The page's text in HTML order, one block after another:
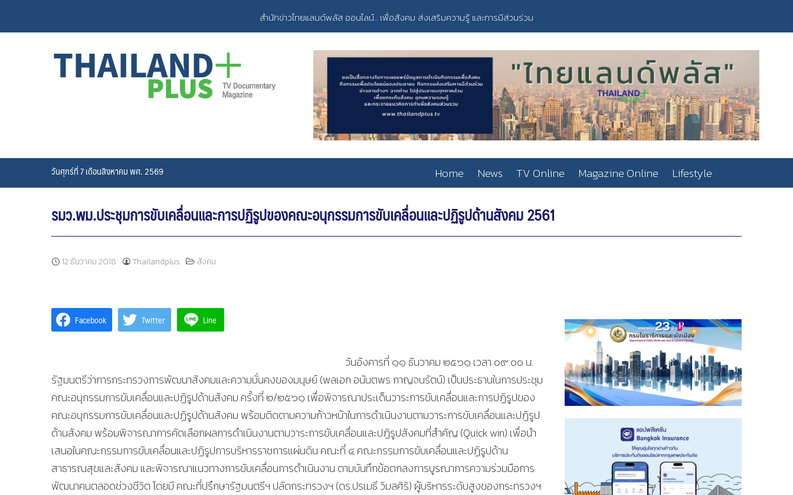
content
สำนักข่าวไทยแลนด์พลัส ออนไลน์... เพื่อสังคม ส่งเสริมความรู้ และการมีส่วนร่วม
วันศุกร์ที่ 7 เดือนสิงหาคม พศ. 2569 Home News TV Online Magazine Online Lifestyle
รมว.พม.ประชุมการขับเคลื่อนและการปฏิรูปของคณะอนุกรรมการขับเคลื่อนและปฏิรูปด้านสังคม 2561
12 ธันวาคม 2018 Thailandplus สังคม
Facebook Twitter Line
วันอังคารที่ ๑๑ ธันวาคม ๒๕๖๑ เวลา ๐๙.๐๐ น.
รัฐมนตรีว่าการกระทรวงการพัฒนาสังคมและความมั่นคงของมนุษย์ (พลเอก อนันตพร กาญจนรัตน์) เป็นประธานในการประชุม
คณะอนุกรรมการขับเคลื่อนและปฏิรูปด้านสังคม ครั้งที่ ๒/๒๕๖๑ เพื่อพิจารณาประเด็นวาระการขับเคลื่อนและการปฏิรูปของ
คณะอนุกรรมการขับเคลื่อนและปฏิรูปด้านสังคม พร้อมติดตามความก้าวหน้าในการดำเนินงานตามวาระการขับเคลื่อนและปฏิรูป
ด้านสังคม พร้อมพิจารณาการคัดเลือกผลการดำเนินงานตามวาระการขับเคลื่อนและปฏิรูปสังคมที่สำคัญ (Quick win) เพื่อนำ
เสนอในคณะกรรมการขับเคลื่อนและปฏิรูปการบริหารราชการแผ่นดิน คณะที่ ๔ คณะกรรมการขับเคลื่อนและปฏิรูปด้าน
สาธารณสุขและสังคม และพิจารณาแนวทางการขับเคลื่อนการดำเนินงาน ตามบันทึกข้อตกลงการบูรณาการความร่วมมือการ
พัฒนาคนตลอดช่วงชีวิต โดยมี คณะที่ปรึกษารัฐมนตรีฯ ปลัดกระทรวงฯ (ดร.ปรเมธี วิมลศิริ) ผู้บริหารระดับสูงของกระทรวงฯ